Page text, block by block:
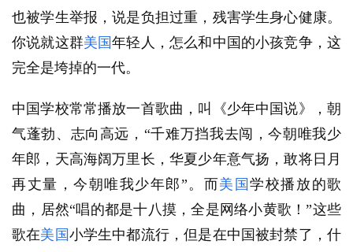
也被学生举报，说是负担过重，残害学生身心健康。
你说就这群美国年轻人，怎么和中国的小孩竞争，这
完全是垮掉的一代。
中国学校常常播放一首歌曲，叫《少年中国说》，朝
气蓬勃、志向高远，“千难万挡我去闯，今朝唯我少
年郎，天高海阔万里长，华夏少年意气扬，敢将日月
再丈量，今朝唯我少年郎”。而美国学校播放的歌
曲，居然“唱的都是十八摸，全是网络小黄歌！”这些
歌在美国小学生中都流行，但是在中国被封禁了，什